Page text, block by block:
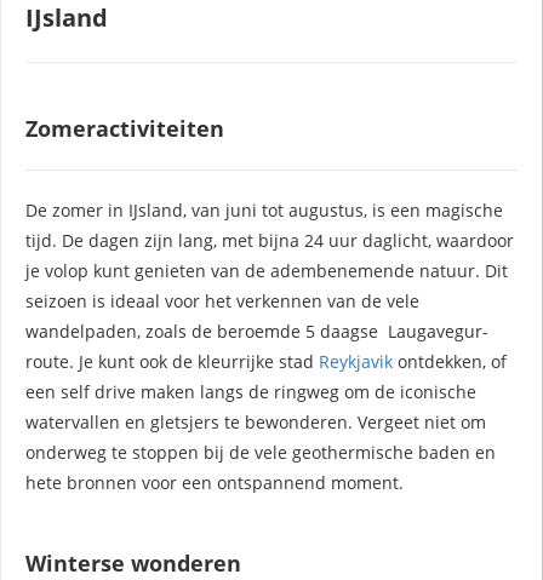
IJsland
Zomeractiviteiten
De zomer in IJsland, van juni tot augustus, is een magische
tijd. De dagen zijn lang, met bijna 24 uur daglicht, waardoor
je volop kunt genieten van de adembenemende natuur. Dit
seizoen is ideaal voor het verkennen van de vele
wandelpaden, zoals de beroemde 5 daagse Laugavegur-
route. Je kunt ook de kleurrijke stad Reykjavik ontdekken, of
een self drive maken langs de ringweg om de iconische
watervallen en gletsjers te bewonderen. Vergeet niet om
onderweg te stoppen bij de vele geothermische baden en
hete bronnen voor een ontspannend moment.
Winterse wonderen